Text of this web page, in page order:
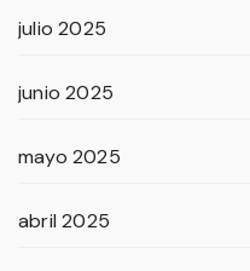
julio 2025
junio 2025
mayo 2025
abril 2025